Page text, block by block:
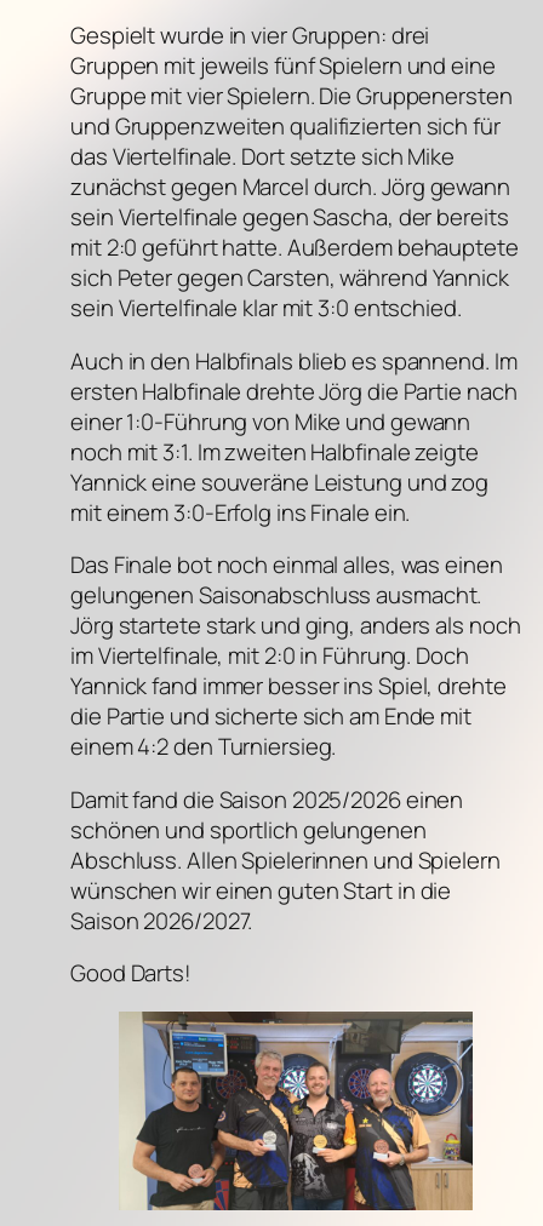
Gespielt wurde in vier Gruppen: drei
Gruppen mit jeweils fünf Spielern und eine
Gruppe mit vier Spielern. Die Gruppenersten
und Gruppenzweiten qualifizierten sich für
das Viertelfinale. Dort setzte sich Mike
zunächst gegen Marcel durch. Jörg gewann
sein Viertelfinale gegen Sascha, der bereits
mit 2:0 geführt hatte. Außerdem behauptete
sich Peter gegen Carsten, während Yannick
sein Viertelfinale klar mit 3:0 entschied.
Auch in den Halbfinals blieb es spannend. Im
ersten Halbfinale drehte Jörg die Partie nach
einer 1:0-Führung von Mike und gewann
noch mit 3:1. Im zweiten Halbfinale zeigte
Yannick eine souveräne Leistung und zog
mit einem 3:0-Erfolg ins Finale ein.
Das Finale bot noch einmal alles, was einen
gelungenen Saisonabschluss ausmacht.
Jörg startete stark und ging, anders als noch
im Viertelfinale, mit 2:0 in Führung. Doch
Yannick fand immer besser ins Spiel, drehte
die Partie und sicherte sich am Ende mit
einem 4:2 den Turniersieg.
Damit fand die Saison 2025/2026 einen
schönen und sportlich gelungenen
Abschluss. Allen Spielerinnen und Spielern
wünschen wir einen guten Start in die
Saison 2026/2027.
Good Darts!